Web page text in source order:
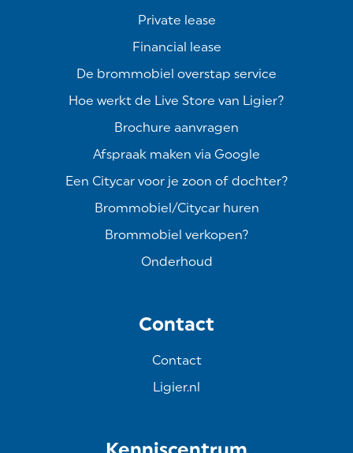
Private lease
Financial lease
De brommobiel overstap service
Hoe werkt de Live Store van Ligier?
Brochure aanvragen
Afspraak maken via Google
Een Citycar voor je zoon of dochter?
Brommobiel/Citycar huren
Brommobiel verkopen?
Onderhoud
Contact
Contact
Ligier.nl